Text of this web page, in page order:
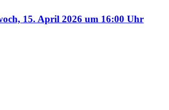
15. April 2026 um 16:00 Uhr